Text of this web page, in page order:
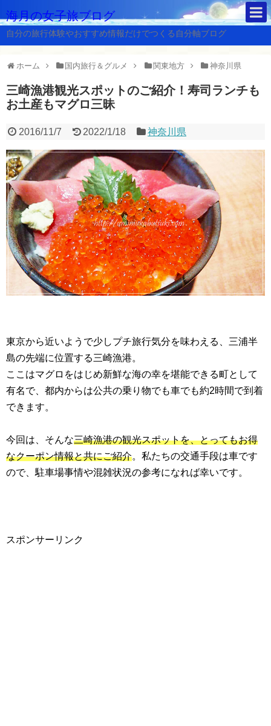
海月の女子旅ブログ
自分の旅行体験やおすすめ情報だけでつくる自分軸ブログ
ホーム 国内旅行＆グルメ 関東地方 神奈川県
三崎漁港観光スポットのご紹介！寿司ランチも
お土産もマグロ三昧
2016/11/7 2022/1/18 神奈川県
東京から近いようで少しプチ旅行気分を味わえる、三浦半
島の先端に位置する三崎漁港。
ここはマグロをはじめ新鮮な海の幸を堪能できる町として
有名で、都内からは公共の乗り物でも車でも約2時間で到着
できます。
今回は、そんな三崎漁港の観光スポットを、とってもお得
なクーポン情報と共にご紹介。私たちの交通手段は車です
ので、駐車場事情や混雑状況の参考になれば幸いです。
スポンサーリンク